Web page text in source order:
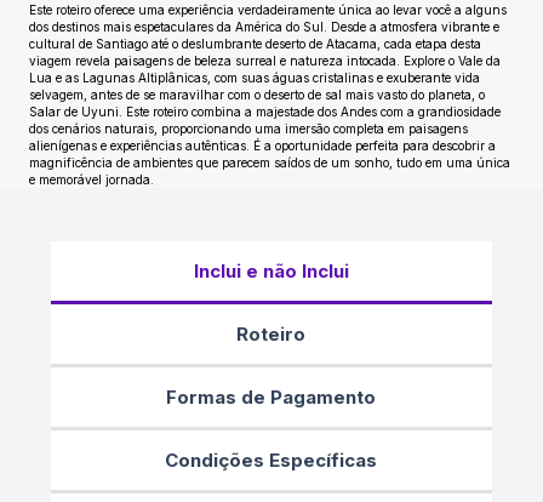
Este roteiro oferece uma experiência verdadeiramente única ao levar você a alguns
dos destinos mais espetaculares da América do Sul. Desde a atmosfera vibrante e
cultural de Santiago até o deslumbrante deserto de Atacama, cada etapa desta
viagem revela paisagens de beleza surreal e natureza intocada. Explore o Vale da
Lua e as Lagunas Altiplânicas, com suas águas cristalinas e exuberante vida
selvagem, antes de se maravilhar com o deserto de sal mais vasto do planeta, o
Salar de Uyuni. Este roteiro combina a majestade dos Andes com a grandiosidade
dos cenários naturais, proporcionando uma imersão completa em paisagens
alienígenas e experiências autênticas. É a oportunidade perfeita para descobrir a
magnificência de ambientes que parecem saídos de um sonho, tudo em uma única
e memorável jornada.
Inclui e não Inclui
Roteiro
Formas de Pagamento
Condições Específicas